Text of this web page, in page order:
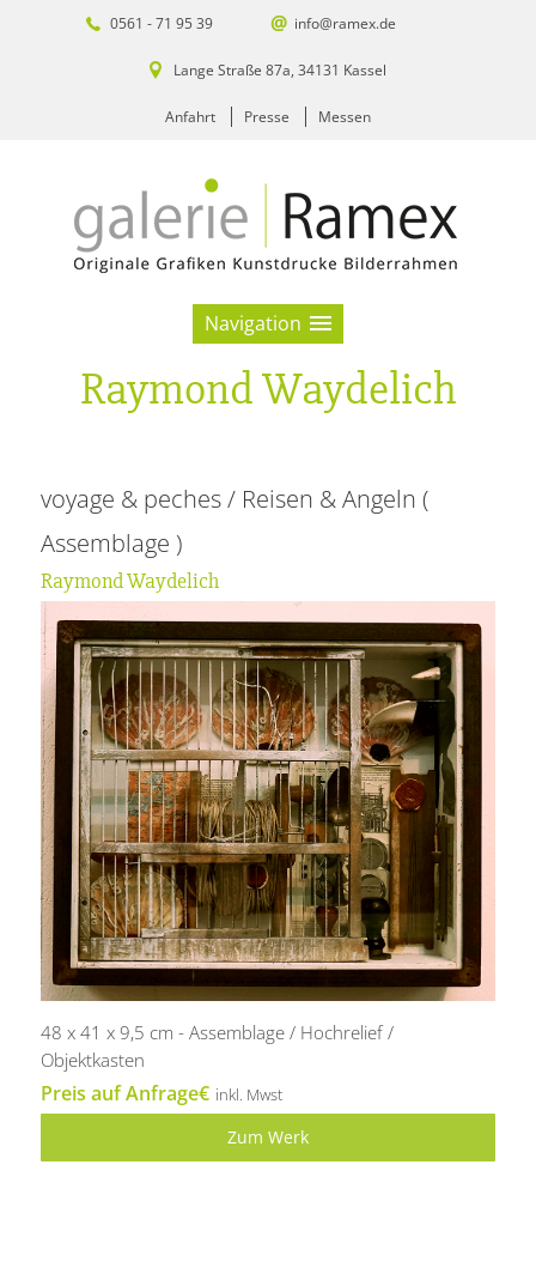
0561 - 71 95 39 info@ramex.de
Lange Straße 87a, 34131 Kassel
Anfahrt Presse Messen
Navigation
Raymond Waydelich
voyage & peches / Reisen & Angeln (
Assemblage )
Raymond Waydelich
48 x 41 x 9,5 cm - Assemblage / Hochrelief /
Objektkasten
Preis auf Anfrage€ inkl. Mwst
Zum Werk